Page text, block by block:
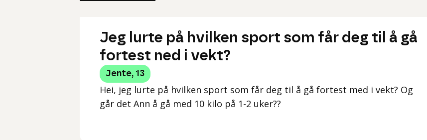
Jeg lurte på hvilken sport som får deg til å gå
fortest ned i vekt?
Jente, 13
Hei, jeg lurte på hvilken sport som får deg til å gå fortest med i vekt? Og
går det Ann å gå med 10 kilo på 1-2 uker??